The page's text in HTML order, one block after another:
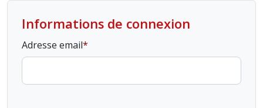
Informations de connexion
Adresse email